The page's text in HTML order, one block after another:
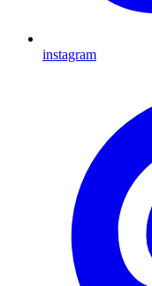
instagram